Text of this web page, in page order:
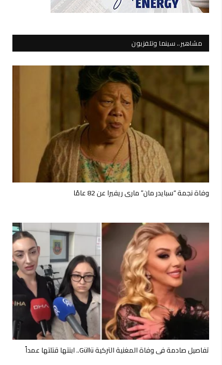
مشاهير.. سينما وتلفزيون
وفاة نجمة “سبايدر مان” ماري ريفيرا عن 82 عامًا
تفاصيل صادمة في وفاة المغنية التركية Güllü.. ابنتها قتلتها عمداً